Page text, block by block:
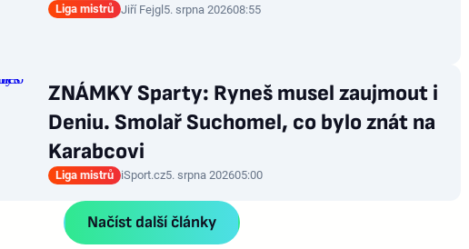
Liga mistrů Jiří Fejgl 5. srpna 202608:55
ZNÁMKY Sparty: Ryneš musel zaujmout i
Deniu. Smolař Suchomel, co bylo znát na
Karabcovi
Liga mistrů iSport.cz5. srpna 202605:00
Načíst další články